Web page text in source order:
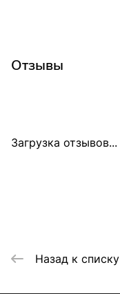
Отзывы
Загрузка отзывов...
Назад к списку